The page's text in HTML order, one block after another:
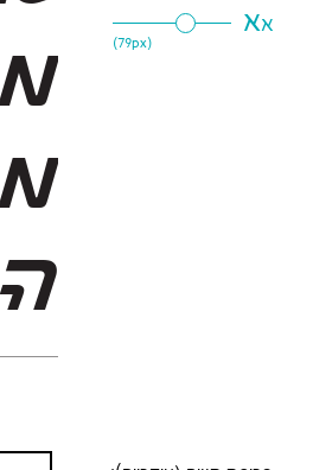
אא
(
79px)